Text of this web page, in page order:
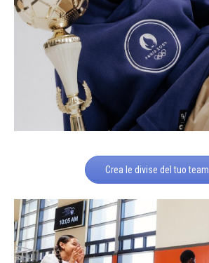
Crea le divise del tuo team